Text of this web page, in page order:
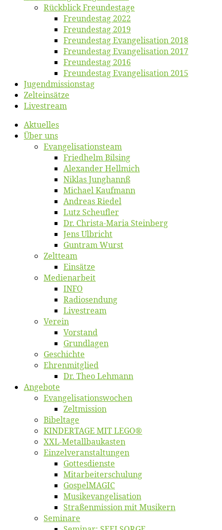
Rück­blick Freundestage
Freun­des­tag 2022
Freun­des­tag 2019
Freun­des­tag Evan­ge­li­sa­ti­on 2018
Freun­des­tag Evan­ge­li­sa­ti­on 2017
Freun­des­tag 2016
Freun­des­tag Evan­ge­li­sa­ti­on 2015
Jugend­mis­sions­tag
Zelt­ein­sät­ze
Live­stream
Ak­tu­el­les
Über uns
Evangelisa­tions­team
Fried­helm Bilsing
Alex­an­der Hellmich
Ni­klas Junghannß
Mi­cha­el Kaufmann
An­dre­as Riedel
Lutz Scheuf­ler
Dr. Chris­­ta-Ma­ria Steinberg
Jens Ulb­richt
Gun­tram Wurst
Zelt­team
Ein­sät­ze
Me­di­en­ar­beit
INFO
Ra­dio­sen­dung
Live­stream
Ver­ein
Vor­stand
Grund­la­gen
Ge­schich­te
Eh­ren­mit­glied
Dr. Theo Lehmann
An­ge­bo­te
Evangelisa­tions­wo­chen
Zelt­mis­si­on
Bi­bel­ta­ge
KINDERTAGE MIT LEGO®
XXL-Me­­tal­l­­bau­­kas­­ten
Einzelver­an­stal­tungen
Got­tes­diens­te
Mitarbeiter­schulung
Gos­pel­MA­GIC
Musikevan­ge­li­sa­tion
Straßenmis­sion mit Musikern
Se­mi­na­re